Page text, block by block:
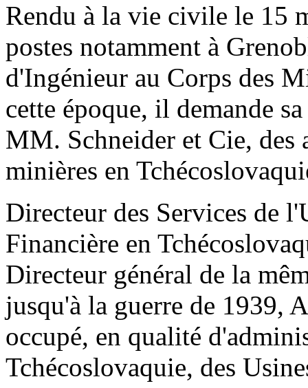
Rendu à la vie civile le 15
postes notamment à
d'Ingénieur au Corps des
cette époque, il demande
MM. Schneider et Cie, des
minières en
Directeur des Services de
Financière en
Directeur général de la
jusqu'à la guerre de 1939,
occupé, en qualité
Tchécoslovaquie, des